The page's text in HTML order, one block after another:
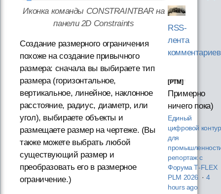
Иконка команды CONSTRAINTBAR на
панели 2D Constraints
Создание размерного ограничения
похоже на создание привычного
размера: сначала вы выбираете тип
размера (горизонтальное,
вертикальное, линейное, наклонное
расстояние, радиус, диаметр, или
угол), выбираете объекты и
размещаете размер на чертеже. (Вы
также можете выбрать любой
существующий размер и
преобразовать его в размерное
ограничение.)
RSS-
лента
комментариев
[PTM]
Примерно
ничего пока)
Единый
цифровой контур
для
репортаж с
Форума T‑FLEX
PLM 2026 · 4
hours ago